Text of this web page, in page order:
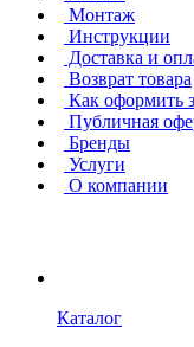
Монтаж
Инструкции
Доставка и
Возврат товара
Как оформить
Публичная
Бренды
Услуги
О компании
Каталог